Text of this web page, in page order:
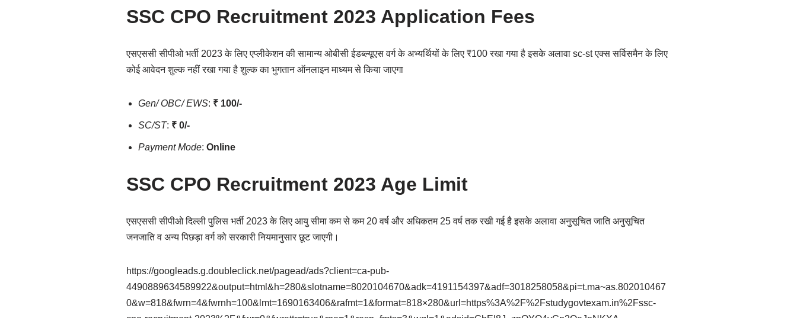
SSC CPO Recruitment 2023 Application Fees
एसएससी सीपीओ भर्ती 2023 के लिए एप्लीकेशन की सामान्य ओबीसी ईडब्ल्यूएस वर्ग के अभ्यर्थियों के लिए ₹100 रखा गया है इसके अलावा sc-st एक्स सर्विसमैन के लिए
कोई आवेदन शुल्क नहीं रखा गया है शुल्क का भुगतान ऑनलाइन माध्यम से किया जाएगा
Gen/ OBC/ EWS: ₹ 100/-
SC/ST: ₹ 0/-
Payment Mode: Online
SSC CPO Recruitment 2023 Age Limit
एसएससी सीपीओ दिल्ली पुलिस भर्ती 2023 के लिए आयु सीमा कम से कम 20 वर्ष और अधिकतम 25 वर्ष तक रखी गई है इसके अलावा अनुसूचित जाति अनुसूचित
जनजाति व अन्य पिछड़ा वर्ग को सरकारी नियमानुसार छूट जाएगी।
https://googleads.g.doubleclick.net/pagead/ads?client=ca-pub-
4490889634589922&output=html&h=280&slotname=8020104670&adk=4191154397&adf=3018258058&pi=t.ma~as.802010467
0&w=818&fwrn=4&fwrnh=100&lmt=1690163406&rafmt=1&format=818×280&url=https%3A%2F%2Fstudygovtexam.in%2Fssc-